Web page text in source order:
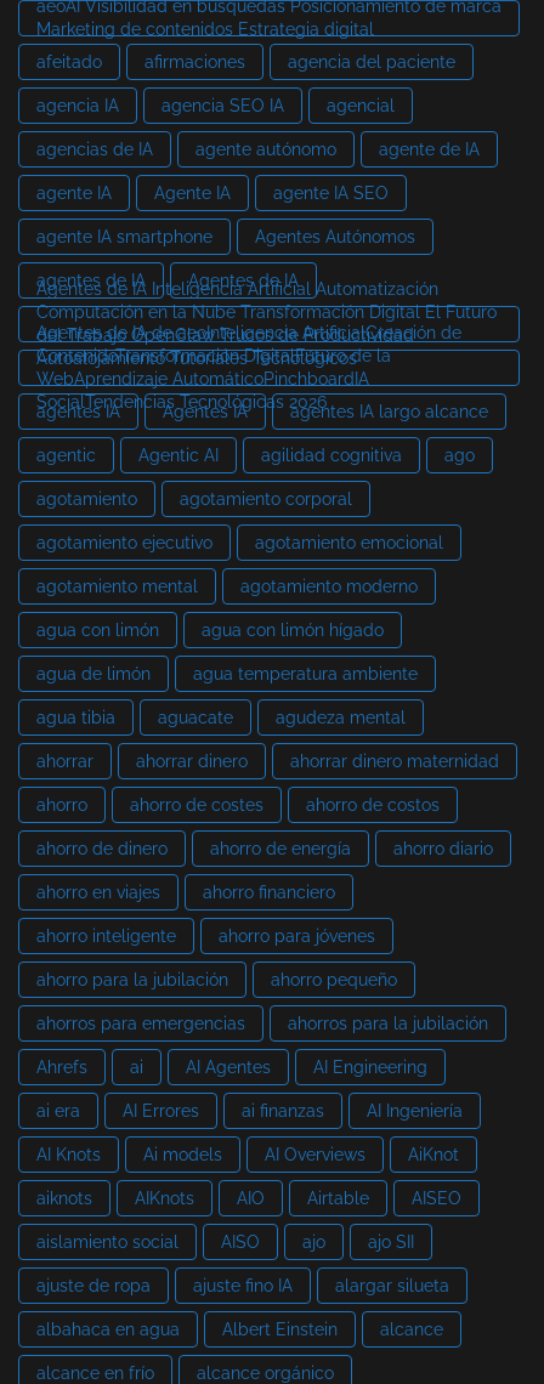
aeoAI Visibilidad en búsquedas Posicionamiento de marca
Marketing de contenidos Estrategia digital
afeitado
afirmaciones agencia del paciente
agencia IA agencia SEO IA agencial
agencias de IA agente autónomo agente de IA
agente IA Agente IA agente IA SEO
agente IA smartphone Agentes Autónomos
agentes de IA Agentes de IA
Agentes de IA Inteligencia Artificial Automatización
Computación en la Nube Transformación Digital El Futuro
del Trabajo OpenClaw Trucos de Productividad
Autoalojamiento Tutoriales Tecnológicos
Agentes de IA de aeoInteligencia ArtificialCreación de
ContenidoTransformación DigitalFuturo de la
WebAprendizaje AutomáticoPinchboardIA
SocialTendencias Tecnológicas 2026
agentes IA Agentes IA agentes IA largo alcance
agentic Agentic AI agilidad cognitiva ago
agotamiento agotamiento corporal
agotamiento ejecutivo agotamiento emocional
agotamiento mental agotamiento moderno
agua con limón agua con limón hígado
agua de limón agua temperatura ambiente
agua tibia aguacate agudeza mental
ahorrar ahorrar dinero ahorrar dinero maternidad
ahorro ahorro de costes ahorro de costos
ahorro de dinero ahorro de energía ahorro diario
ahorro en viajes ahorro financiero
ahorro inteligente ahorro para jóvenes
ahorro para la jubilación ahorro pequeño
ahorros para emergencias ahorros para la jubilación
Ahrefs ai AI Agentes AI Engineering
ai era AI Errores ai finanzas AI Ingeniería
AI Knots Ai models AI Overviews AiKnot
aiknots AIKnots AIO Airtable AISEO
aislamiento social AISO ajo ajo SII
ajuste de ropa ajuste fino IA alargar silueta
albahaca en agua Albert Einstein alcance
alcance en frío alcance orgánico